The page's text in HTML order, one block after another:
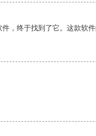
，终于找到了它。这款软